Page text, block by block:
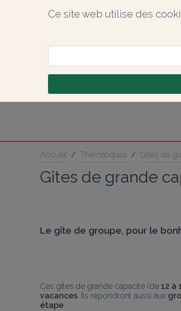
Ce site web utilise des
Accueil / Thématiques / Gîtes de
Gîtes de grande
Le gîte de groupe, pour le
Ces gîtes de grande capacité (de 12 à
vacances. Ils répondront aussi aux
étape.